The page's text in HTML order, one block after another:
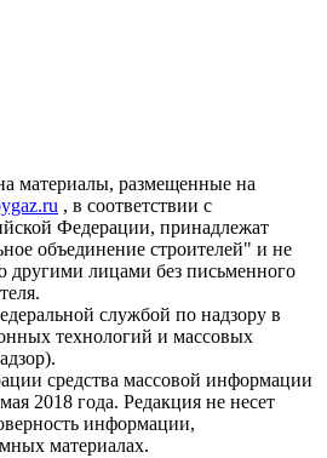
материалы, размещенные на
, в соответствии с
Федерации, принадлежат
объединение строителей" и не
другими лицами без письменного
службой по надзору в
технологий и массовых
средства массовой информации
2018 года. Редакция не несет
информации,
материалах.